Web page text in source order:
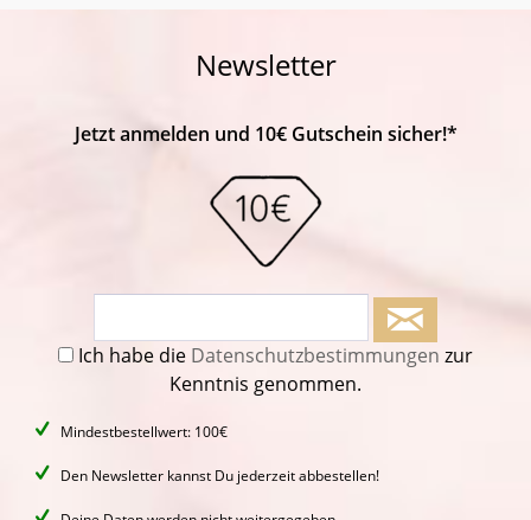
Newsletter
Jetzt anmelden und 10€ Gutschein sicher!*
Ich habe die Datenschutzbestimmungen zur
Kenntnis genommen.
Mindestbestellwert: 100€
Den Newsletter kannst Du jederzeit abbestellen!